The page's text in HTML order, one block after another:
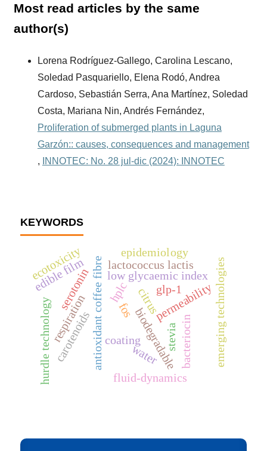
Most read articles by the same
author(s)
Lorena Rodríguez-Gallego, Carolina Lescano,
Soledad Pasquariello, Elena Rodó, Andrea
Cardoso, Sebastián Serra, Ana Martínez, Soledad
Costa, Mariana Nin, Andrés Fernández,
Proliferation of submerged plants in Laguna
Garzón:: causes, consequences and management
,
INNOTEC: No. 28 jul-dic (2024): INNOTEC
KEYWORDS
antioxidant coffee fibre fos
glp-1
low glycaemic index
serotonin
stevia
coating
edible film
biodegradable
permeability
respiration emerging technologies
hurdle technology fluid-dynamics
ecotoxicity lactococcus lactis
bacteriocin
water
epidemiology
carotenoids
citrus
hplc